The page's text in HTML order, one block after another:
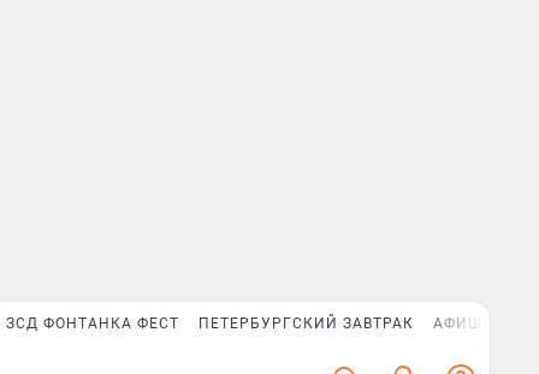
ЗСД ФОНТАНКА ФЕСТ ПЕТЕРБУРГСКИЙ ЗАВТРАК АФИША PLUS